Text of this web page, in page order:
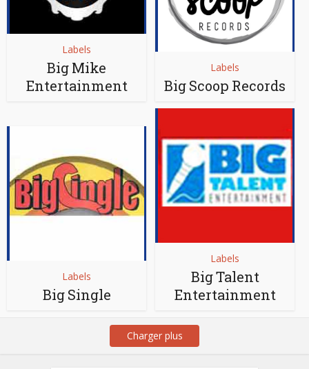
Labels
Big Mike
Entertainment
Labels
Big Scoop Records
Labels
Big Single
Labels
Big Talent
Entertainment
Charger plus